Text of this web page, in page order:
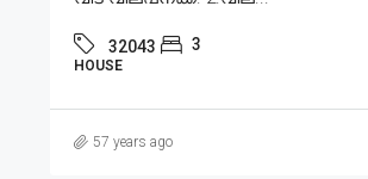
32043 3
HOUSE
57 years ago